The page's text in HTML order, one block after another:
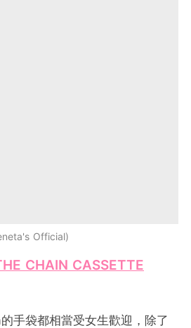
Official
CHAIN CASSETTE
手袋都相當受女生歡迎，除了